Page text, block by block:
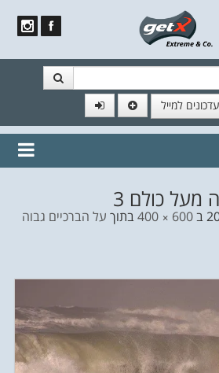
למייל
תפוצה!
נשמח
מעל כולם 3
ב600 × 400 בתוך על הברכיים גבוה